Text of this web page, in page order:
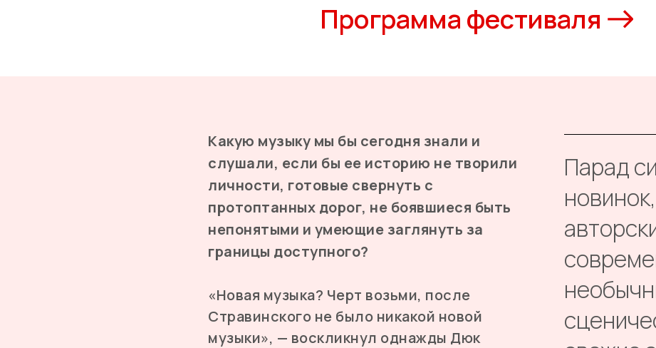
Программа фестиваля
Парад
Какую музыку мы бы сегодня знали и
слушали, если бы ее историю не творили
личности, готовые свернуть с
протоптанных дорог, не боявшиеся быть
непонятыми и умеющие заглянуть за
границы доступного?
«Новая музыка? Черт возьми, после
Стравинского не было никакой новой
музыки», — воскликнул однажды Дюк